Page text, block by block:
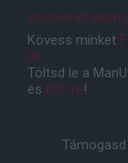
Kövess minket
is!
Töltsd le a
és iOS-re!